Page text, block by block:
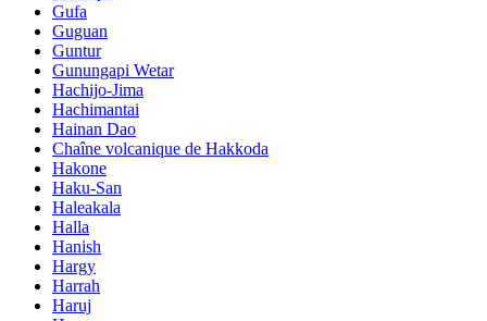
Gufa
Guguan
Guntur
Gunungapi Wetar
Hachijo-Jima
Hachimantai
Hainan Dao
Chaîne volcanique de Hakkoda
Hakone
Haku-San
Haleakala
Halla
Hanish
Hargy
Harrah
Haruj